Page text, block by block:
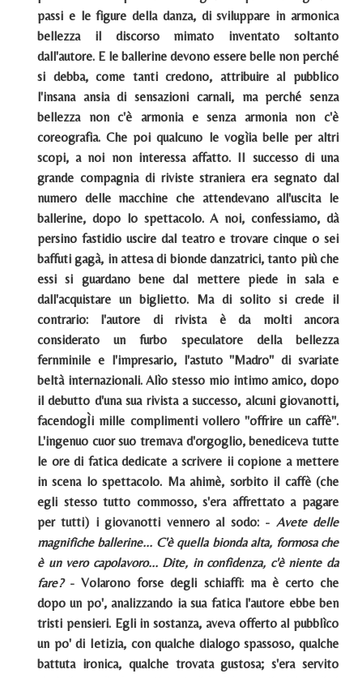
passi e le figure della danza, di sviluppare in armonica
bellezza il discorso mimato inventato soltanto
dall'autore. E le ballerine devono essere belle non perché
si debba, come tanti credono, attribuire al pubblico
l'insana ansia di sensazioni carnali, ma perché senza
bellezza non c'è armonia e senza armonia non c'è
coreografia. Che poi qualcuno le vogìia belle per altri
scopi, a noi non interessa affatto. II successo di una
grande compagnia di riviste straniera era segnato dal
numero delle macchine che attendevano all'uscita le
ballerine, dopo lo spettacolo. A noi, confessiamo, dà
persino fastidio uscire dal teatro e trovare cinque o sei
baffuti gagà, in attesa di bionde danzatrici, tanto più che
essi si guardano bene dal mettere piede in sala e
dall'acquistare un biglietto. Ma di solito si crede il
contrario: l'autore di rivista è da molti ancora
considerato un furbo speculatore della bellezza
fernminile e l'impresario, l'astuto "Madro" di svariate
beltà internazionali. Alìo stesso mio intimo amico, dopo
il debutto d'una sua rivista a successo, alcuni giovanotti,
facendogÌi mille complimenti vollero "offrire un caffè".
L'ingenuo cuor suo tremava d'orgoglio, benediceva tutte
le ore di fatica dedicate a scrivere ii copione a mettere
in scena lo spettacolo. Ma ahimè, sorbito il caffè (che
egli stesso tutto commosso, s'era affrettato a pagare
per tutti) i giovanotti vennero al sodo: - Avete delle
magnifiche ballerine... C'è quella bionda alta, formosa che
è un vero capolavoro... Dite, in confidenza, c'è niente da
fare?- Volarono forse degli schiaffi: ma è certo che
dopo un po', analizzando ia sua fatica l'autore ebbe ben
tristi pensieri. Egli in sostanza, aveva offerto al pubblìco
un po' di Ietizia, con qualche dialogo spassoso, qualche
battuta ironica, qualche trovata gustosa; s'era servito